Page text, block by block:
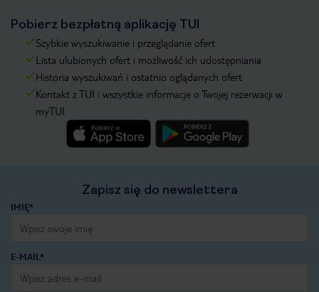
Pobierz bezpłatną aplikację TUI
Szybkie wyszukiwanie i przeglądanie ofert
Lista ulubionych ofert i możliwość ich udostępniania
Historia wyszukiwań i ostatnio oglądanych ofert
Kontakt z TUI i wszystkie informacje o Twojej rezerwacji w
myTUI
Zapisz się do newslettera
IMIĘ*
E-MAIL*